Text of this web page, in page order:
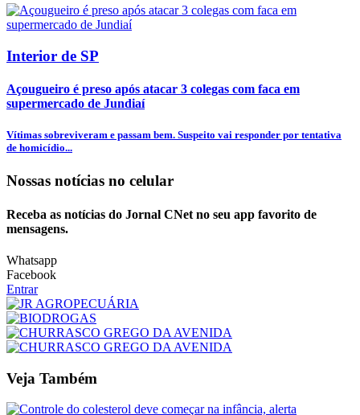
Interior de SP
Açougueiro é preso após atacar 3 colegas com faca em
supermercado de Jundiaí
Vítimas sobreviveram e passam bem. Suspeito vai responder por tentativa
de homicídio...
Nossas notícias no celular
Receba as notícias do Jornal CNet no seu app favorito de
mensagens.
Whatsapp
Facebook
Entrar
Veja Também